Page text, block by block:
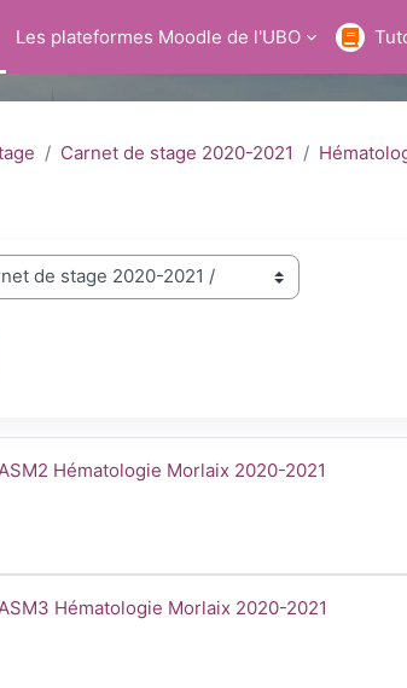
Les plateformes Moodle de l'UBO
Carnet de stage 2020-2021
cursos
del curso
Hématologie Morlaix 2020-2021
del curso
Hématologie Morlaix 2020-2021